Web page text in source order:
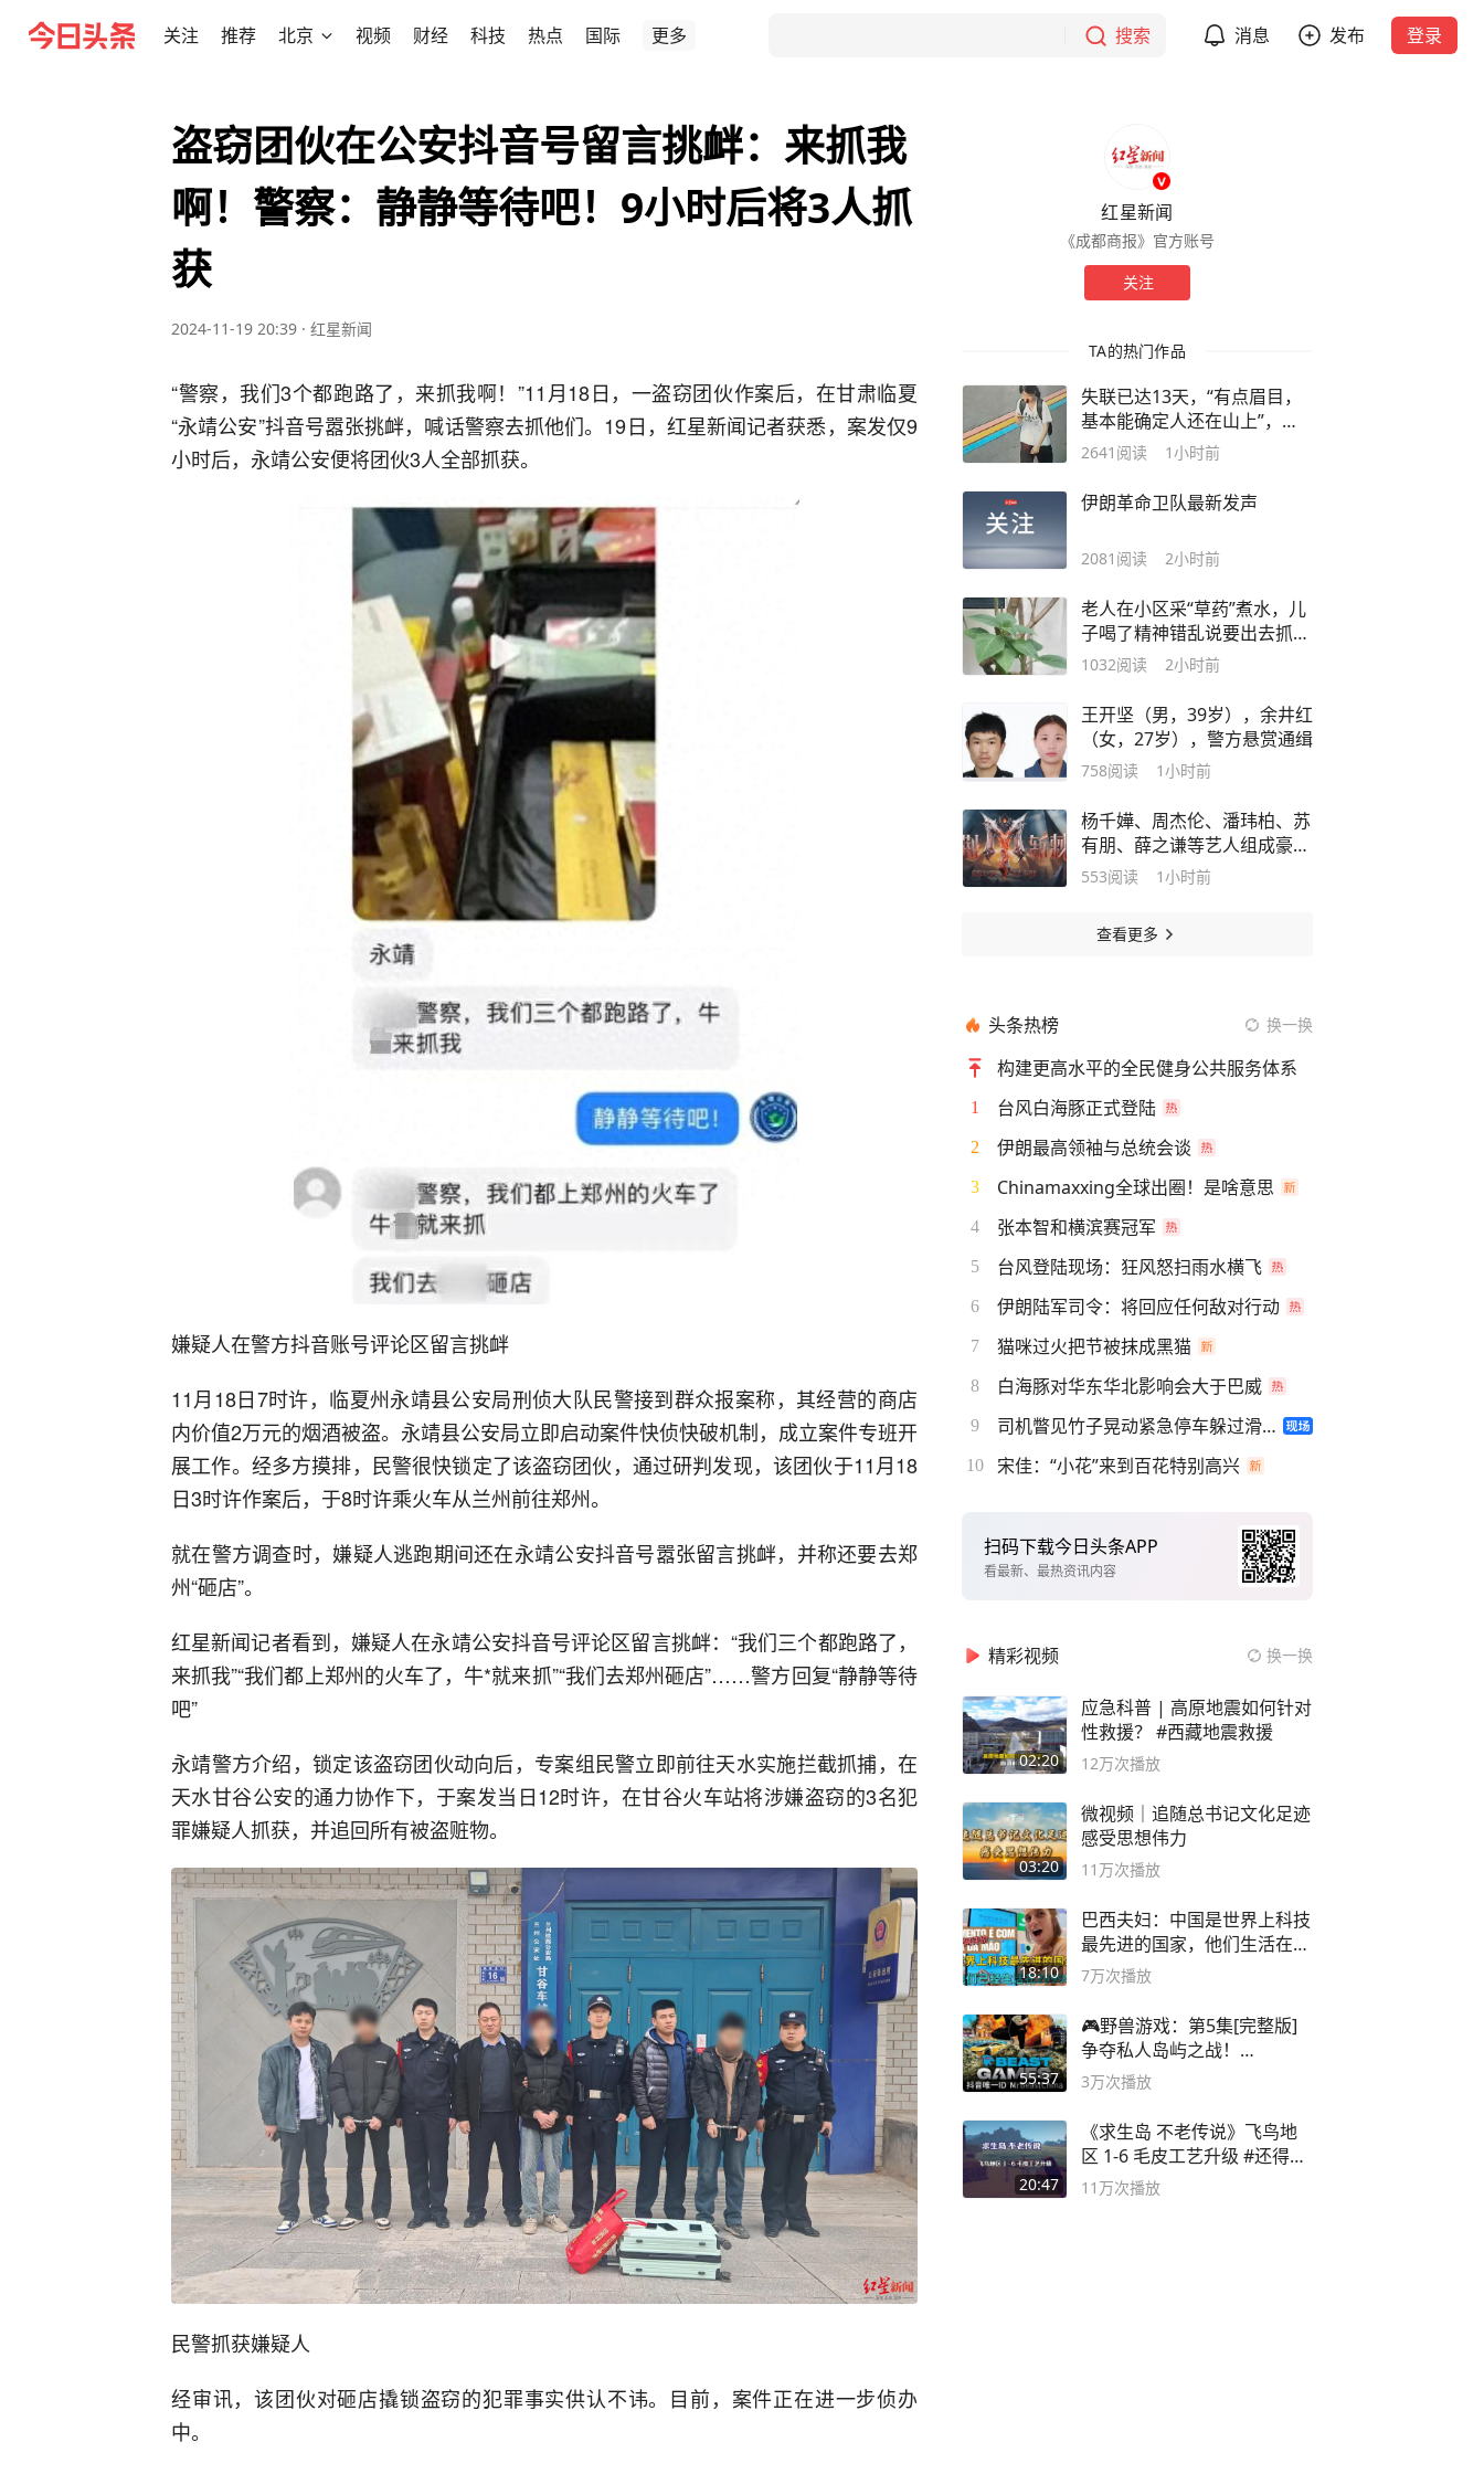
关注 推荐 北京 视频 财经 科技 热点 国际 更多 搜索 消息 发布 登录
盗窃团伙在公安抖音号留言挑衅：来抓我
啊！警察：静静等待吧！9小时后将3人抓
获
2024-11-19 20:39 · 红星新闻
“警察，我们3个都跑路了，来抓我啊！”11月18日，一盗窃团伙作案后，在甘肃临夏
“永靖公安”抖音号嚣张挑衅，喊话警察去抓他们。19日，红星新闻记者获悉，案发仅9
小时后，永靖公安便将团伙3人全部抓获。
嫌疑人在警方抖音账号评论区留言挑衅
11月18日7时许，临夏州永靖县公安局刑侦大队民警接到群众报案称，其经营的商店
内价值2万元的烟酒被盗。永靖县公安局立即启动案件快侦快破机制，成立案件专班开
展工作。经多方摸排，民警很快锁定了该盗窃团伙，通过研判发现，该团伙于11月18
日3时许作案后，于8时许乘火车从兰州前往郑州。
就在警方调查时，嫌疑人逃跑期间还在永靖公安抖音号嚣张留言挑衅，并称还要去郑
州“砸店”。
红星新闻记者看到，嫌疑人在永靖公安抖音号评论区留言挑衅：“我们三个都跑路了，
来抓我”“我们都上郑州的火车了，牛*就来抓”“我们去郑州砸店”……警方回复“静静等待
吧”
永靖警方介绍，锁定该盗窃团伙动向后，专案组民警立即前往天水实施拦截抓捕，在
天水甘谷公安的通力协作下，于案发当日12时许，在甘谷火车站将涉嫌盗窃的3名犯
罪嫌疑人抓获，并追回所有被盗赃物。
民警抓获嫌疑人
经审讯，该团伙对砸店撬锁盗窃的犯罪事实供认不讳。目前，案件正在进一步侦办
中。
红星新闻
《成都商报》官方账号
关注
TA的热门作品
失联已达13天，“有点眉目，
基本能确定人还在山上”，独
行南太行的22岁女生程某圆牵
认
2641 阅读 1小时前
伊朗革命卫队最新发声
2081 阅读 2小时前
老人在小区采“草药”煮水，儿
子喝了精神错乱说要出去抓老
鼠，一晚摔了几十次全身是
疾控紧急提醒
1032阅读 2小时前
王开坚（男，39岁），余井红
（女，27岁），警方悬赏通缉
758阅读 1小时前
杨千嬅、周杰伦、潘玮柏、苏
有朋、薛之谦等艺人组成豪华
亲友团，为《披荆斩棘
553阅读 1小时前
查看更多
头条热榜 换一换
构建更高水平的全民健身公共服务体系
1 台风白海豚正式登陆
2 伊朗最高领袖与总统会谈
3 Chinamaxxing全球出圈！是啥意思
4 张本智和横滨赛冠军
5 台风登陆现场：狂风怒扫雨水横飞
6 伊朗陆军司令：将回应任何敌对行动
7 猫咪过火把节被抹成黑猫
8 白海豚对华东华北影响会大于巴威
9 司机瞥见竹子晃动紧急停车躲过滑坡
10 宋佳：“小花”来到百花特别高兴
扫码下载今日头条APP
看最新、最热资讯内容
精彩视频 换一换
02:20
应急科普 | 高原地震如何针对
性救援？ #西藏地震救援
12万次播放
03:20
微视频｜追随总书记文化足迹
感受思想伟力
11万次播放
18:10
巴西夫妇：中国是世界上科技
最先进的国家，他们生活在
2999年
7万次播放
55:37
🎮野兽游戏：第5集[完整版]
争夺私人岛屿之战！
#MrBeastChina
3万次播放
20:47
《求生岛 不老传说》飞鸟地
区 1-6 毛皮工艺升级 #还得是
主机大作
11万次播放